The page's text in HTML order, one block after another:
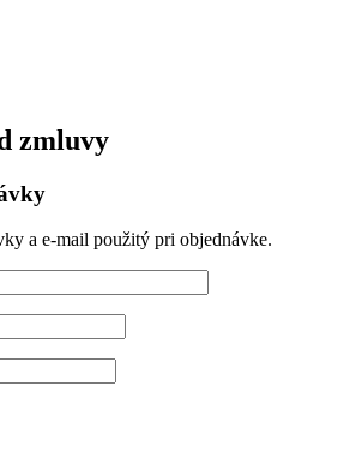
zmluvy
a e-mail použitý pri objednávke.